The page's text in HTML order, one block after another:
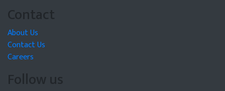
Contact
About Us
Contact Us
Careers
Follow us